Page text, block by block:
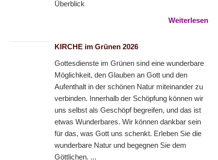
Überblick
Weiterlesen
KIRCHE im Grünen 2026
Gottesdienste im Grünen sind eine wunderbare
Möglichkeit, den Glauben an Gott und den
Aufenthalt in der schönen Natur miteinander zu
verbinden. Innerhalb der Schöpfung können wir
uns selbst als Geschöpf begreifen, und das ist
etwas Wunderbares. Wir können dankbar sein
für das, was Gott uns schenkt. Erleben Sie die
wunderbare Natur und begegnen Sie dem
Göttlichen. ...